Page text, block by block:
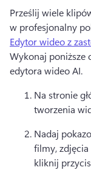
Prześlij wiele
w profesjonalny
Edytor wideo z
Wykonaj poniższe
edytora wideo AI.
Na stronie
tworzenia
Nadaj
filmy,
kliknij